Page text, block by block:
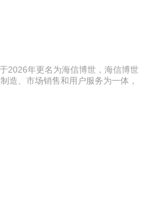
2026年更名为海信博世，海信博世
造、市场销售和用户服务为一体，